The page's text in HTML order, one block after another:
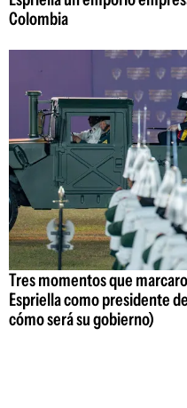
Colombia
Tres momentos que
Espriella como presidente
cómo será su gobierno)